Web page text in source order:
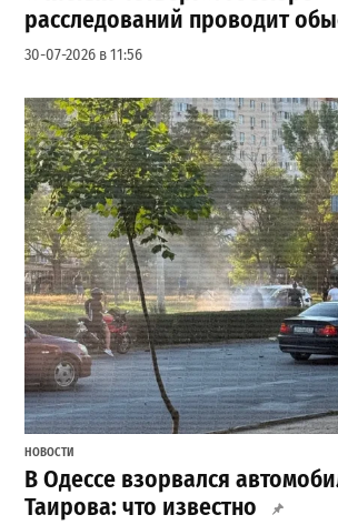
расследований проводит
30-07-2026 в 11:56
НОВОСТИ
В Одессе взорвался
Таирова: что известно